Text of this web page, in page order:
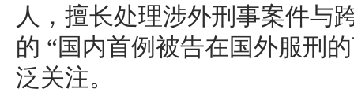
人，擅长处理涉外刑事案件与
的 “国内首例被告在国外服刑
泛关注。